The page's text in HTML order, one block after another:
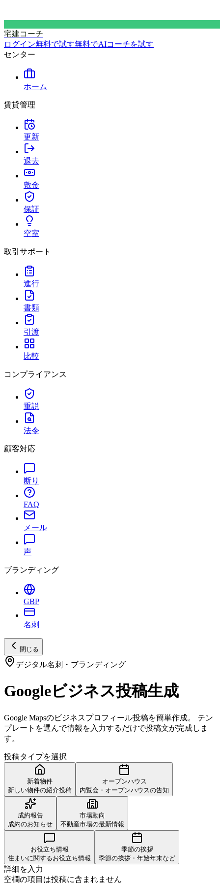
宅建コーチ
ログイン無料で試す無料でAIコーチを試す
センター
ホーム
賃貸管理
更新
退去
敷金
保証
空室
取引サポート
進行
書類
引渡
比較
コンプライアンス
重説
法令
顧客対応
断り
FAQ
メール
声
ブランディング
GBP
名刺
閉じる
デジタル名刺・ブランディング
Googleビジネス投稿生成
Google Mapsのビジネスプロフィール投稿を簡単作成。 テン
プレートを選んで情報を入力するだけで投稿文が完成しま
す。
投稿タイプを選択
新着物件
新しい物件の紹介投稿
オープンハウス
内覧会・オープンハウスの告知
成約報告
成約のお知らせ
市場動向
不動産市場の最新情報
お役立ち情報
住まいに関するお役立ち情報
季節の挨拶
季節の挨拶・年始年末など
詳細を入力
空欄の項目は投稿に含まれません